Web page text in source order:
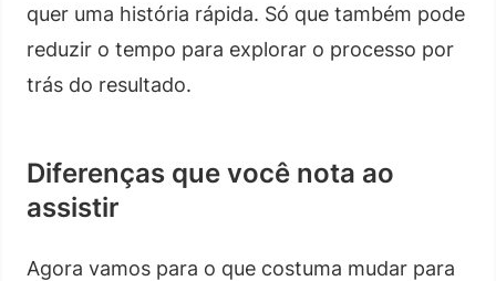
quer uma história rápida. Só que também pode
reduzir o tempo para explorar o processo por
trás do resultado.
Diferenças que você nota ao
assistir
Agora vamos para o que costuma mudar para